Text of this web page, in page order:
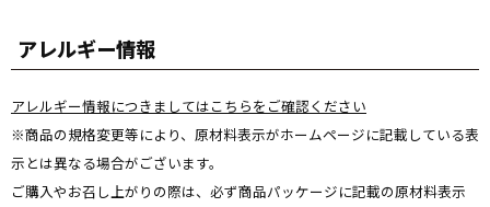
アレルギー情報
アレルギー情報につきましてはこちらをご確認ください
※商品の規格変更等により、原材料表示がホームページに記載している表
示とは異なる場合がございます。
ご購入やお召し上がりの際は、必ず商品パッケージに記載の原材料表示